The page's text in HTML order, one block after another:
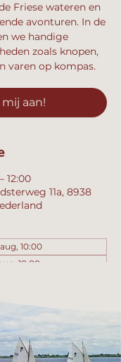
Friese wateren en
avonturen. In de
we handige
zoals knopen,
varen op kompas.
aan!
12:00
11a, 8938
10:00
10:00
aan!